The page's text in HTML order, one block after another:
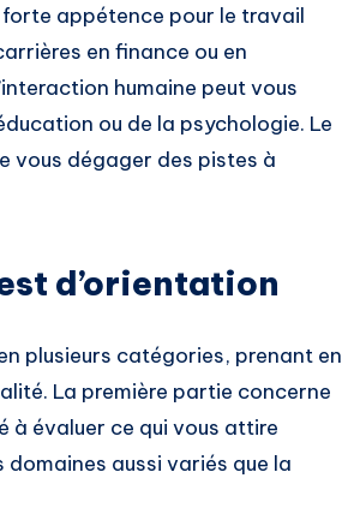
forte appétence pour le travail
en finance ou en
humaine peut vous
ou de la psychologie. Le
vous dégager des pistes à
d’orientation
plusieurs catégories, prenant en
La première partie concerne
à évaluer ce qui vous attire
domaines aussi variés que la